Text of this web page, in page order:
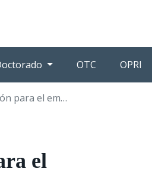
OTC OPRI
entre los jóvenes europeos y mejora del empleo
el